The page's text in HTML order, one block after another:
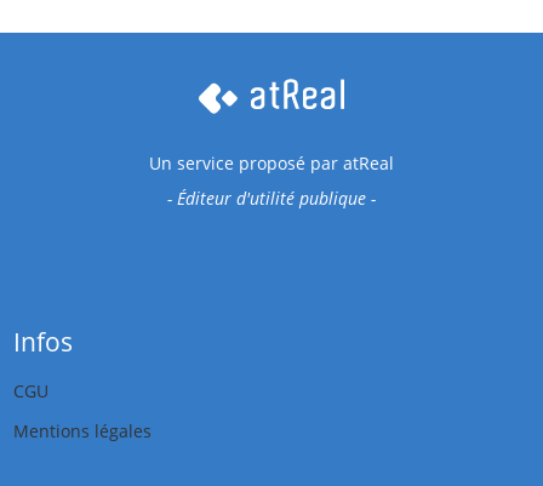
Un service proposé par atReal
- Éditeur d'utilité publique -
Infos
CGU
Mentions légales